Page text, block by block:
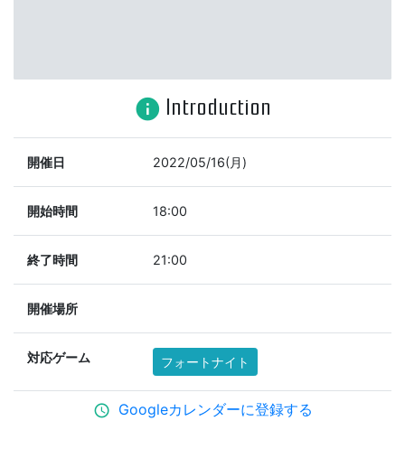
info Introduction
開催日 2022/05/16(月)
開始時間 18:00
終了時間 21:00
開催場所
対応ゲーム フォートナイト
schedule Googleカレンダーに登録する